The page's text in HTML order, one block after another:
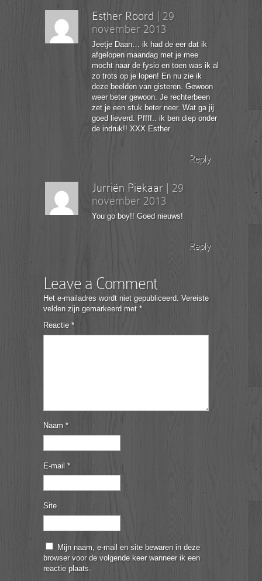
Esther Roord
29
november 2013
Jeetje Daan… ik had de eer dat ik
afgelopen maandag met je mee
mocht naar de fysio en toen was ik al
zo trots op je lopen! En nu zie ik
deze beelden van gisteren. Gewoon
weer beter gewoon. Je rechterbeen
zet je een stuk beter neer. Wat ga jij
goed lieverd. Pffff.. ik ben diep onder
de indruk!! XXX Esther
Reply
Jurriën Piekaar
29
november 2013
You go boy!! Goed nieuws!
Reply
Leave a Comment
Het e-mailadres wordt niet gepubliceerd. Vereiste
velden zijn gemarkeerd met *
Reactie *
Naam *
E-mail *
Site
Mijn naam, e-mail en site bewaren in deze
browser voor de volgende keer wanneer ik een
reactie plaats.